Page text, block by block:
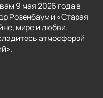
9 мая 2026 года в
Розенбаум и «Старая
мире и любви.
атмосферой